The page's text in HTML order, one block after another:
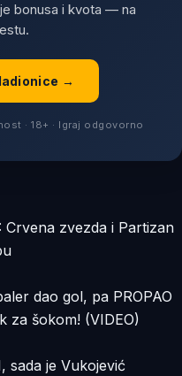
bonusa i kvota — na
→
· 18+ · Igraj odgovorno
Crvena zvezda i Partizan
dao gol, pa PROPAO
za šokom! (VIDEO)
sada je Vukojević